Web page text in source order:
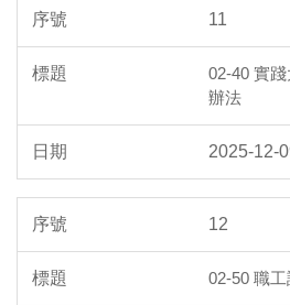
11
02-40 實
辦法
2025-12-
12
02-50 職